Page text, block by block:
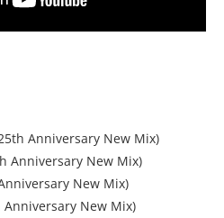
Anniversary New Mix)
Anniversary New Mix)
New Mix)
New Mix)